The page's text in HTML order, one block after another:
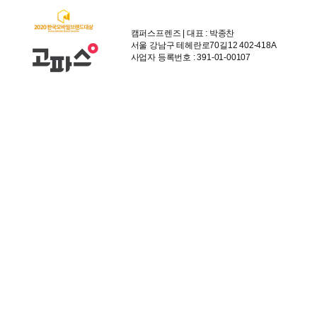
캠퍼스프렌즈 | 대표 : 박종찬
서울 강남구 테헤란로70길12 402-418A
사업자 등록번호 : 391-01-00107